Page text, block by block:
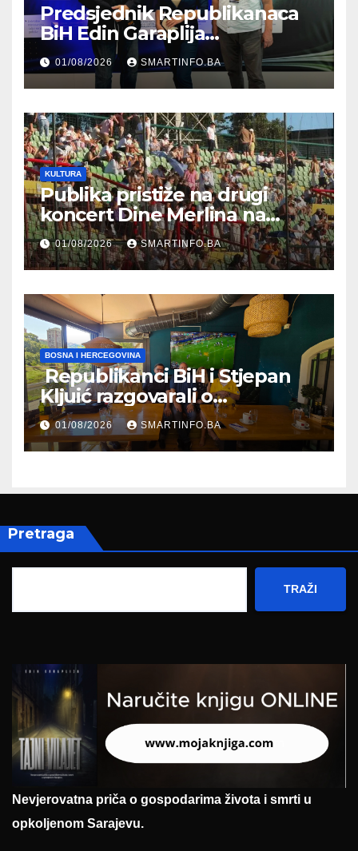
Predsjednik Republikanaca
BiH Edin Garaplija
prisustvovao prezentaciji
Federalnog sajma
zapošljavanja
01/08/2026 SMARTINFO.BA
KULTURA
Publika pristiže na drugi
koncert Dine Merlina na
Koševu
01/08/2026 SMARTINFO.BA
BOSNA I HERCEGOVINA
Republikanci BiH i Stjepan
Kljuić razgovarali o
evropskom putu Bosne i
Hercegovine
01/08/2026 SMARTINFO.BA
Pretraga
TRAŽI
Nevjerovatna priča o gospodarima života i smrti u
opkoljenom Sarajevu.